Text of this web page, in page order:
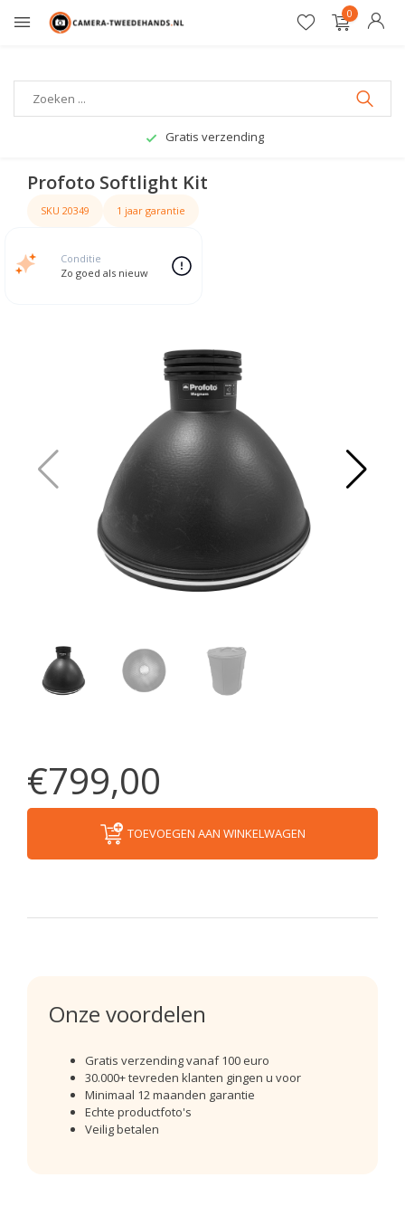
0
Gratis verzending
Profoto Softlight Kit
SKU 20349 1 jaar garantie
Conditie
Zo goed als nieuw
€799,00
TOEVOEGEN AAN WINKELWAGEN
Onze voordelen
Gratis verzending vanaf 100 euro
30.000+ tevreden klanten gingen u voor
Minimaal 12 maanden garantie
Echte productfoto's
Veilig betalen